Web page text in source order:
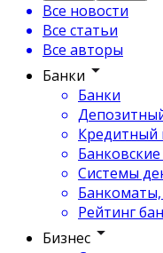
Все новости
Все статьи
Все авторы
Банки
Банки
Кредитный
Системы
Рейтинг
Бизнес